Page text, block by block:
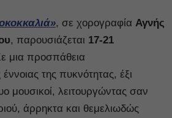
, σε χορογραφία Αγνής
, παρουσιάζεται 17-21
μια προσπάθεια
της πυκνότητας, έξι
μουσικοί, λειτουργώντας σαν
άρρηκτα και θεμελιωδώς